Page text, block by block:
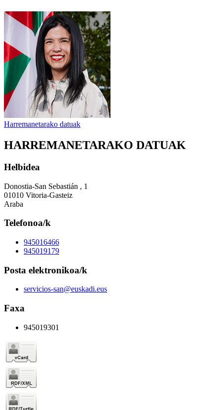
Harremanetarako datuak
HARREMANETARAKO DATUAK
Helbidea
Donostia-San Sebastián , 1
01010 Vitoria-Gasteiz
Araba
Telefonoa/k
945016466
945019179
Posta elektronikoa/k
servicios-san@euskadi.eus
Faxa
945019301